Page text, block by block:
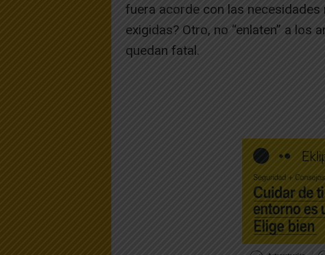
fuera acorde con las
exigidas? Otro, no “enlaten” a los
quedan fatal.